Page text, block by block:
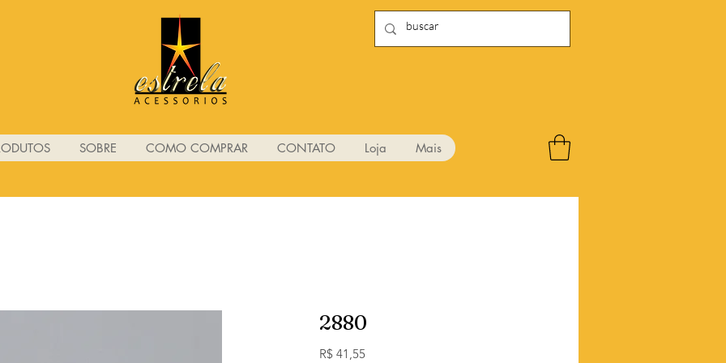
SOBRE COMO COMPRAR CONTATO Loja Mais
2880
R$ 41,55Preço